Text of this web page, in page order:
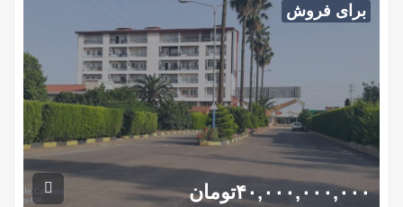
برای فروش
۴۰,۰۰۰,۰۰۰,۰۰۰تومان